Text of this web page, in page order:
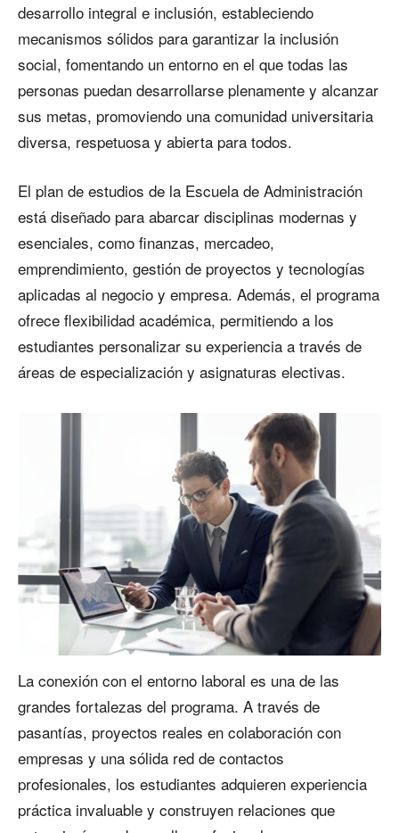
desarrollo integral e inclusión, estableciendo
mecanismos sólidos para garantizar la inclusión
social, fomentando un entorno en el que todas las
personas puedan desarrollarse plenamente y alcanzar
sus metas, promoviendo una comunidad universitaria
diversa, respetuosa y abierta para todos.
El plan de estudios de la Escuela de Administración
está diseñado para abarcar disciplinas modernas y
esenciales, como finanzas, mercadeo,
emprendimiento, gestión de proyectos y tecnologías
aplicadas al negocio y empresa. Además, el programa
ofrece flexibilidad académica, permitiendo a los
estudiantes personalizar su experiencia a través de
áreas de especialización y asignaturas electivas.
La conexión con el entorno laboral es una de las
grandes fortalezas del programa. A través de
pasantías, proyectos reales en colaboración con
empresas y una sólida red de contactos
profesionales, los estudiantes adquieren experiencia
práctica invaluable y construyen relaciones que